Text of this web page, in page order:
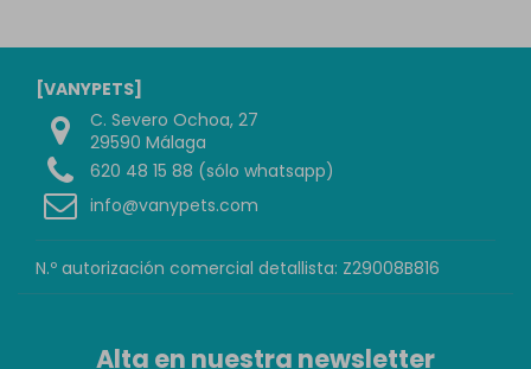
[VANYPETS]
C. Severo Ochoa, 27
29590 Málaga
620 48 15 88 (sólo whatsapp)
info@vanypets.com
N.º autorización comercial detallista: Z29008B816
Alta en nuestra newsletter